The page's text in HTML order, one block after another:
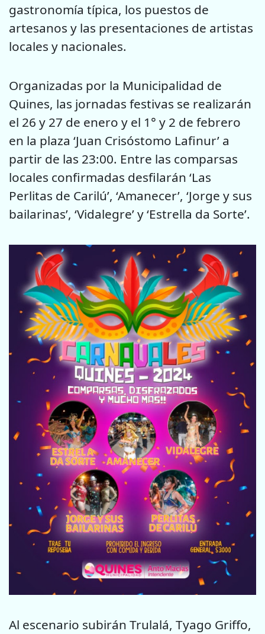
gastronomía típica, los puestos de
artesanos y las presentaciones de artistas
locales y nacionales.
Organizadas por la Municipalidad de
Quines, las jornadas festivas se realizarán
el 26 y 27 de enero y el 1° y 2 de febrero
en la plaza ‘Juan Crisóstomo Lafinur’ a
partir de las 23:00. Entre las comparsas
locales confirmadas desfilarán ‘Las
Perlitas de Carilú’, ‘Amanecer’, ‘Jorge y sus
bailarinas’, ‘Vidalegre’ y ‘Estrella da Sorte’.
Al escenario subirán Trulalá, Tyago Griffo,